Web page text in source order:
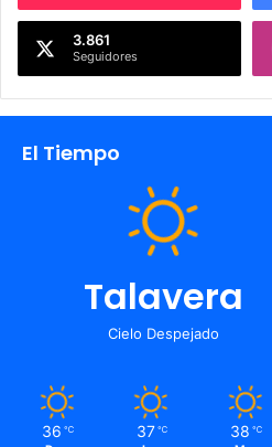
3.861
Seguidores
El Tiempo
Talavera
Cielo Despejado
36 ℃ 37 ℃ 38 ℃